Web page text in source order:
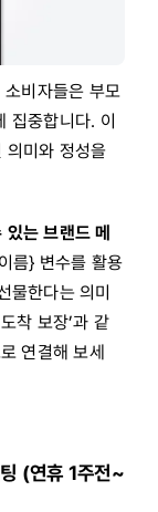
소비자들은 부모
집중합니다. 이
의미와 정성을
있는 브랜드 메
름} 변수를 활용
물한다는 의미
착 보장’과 같
연결해 보세
(연휴 1주전~